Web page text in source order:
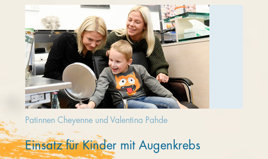
Patinnen Cheyenne und Valentina Pahde
Einsatz für Kinder mit Augenkrebs